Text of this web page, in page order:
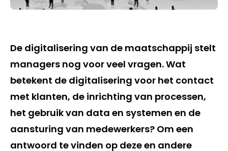
De digitalisering van de maatschappij stelt
managers nog voor veel vragen. Wat
betekent de digitalisering voor het contact
met klanten, de inrichting van processen,
het gebruik van data en systemen en de
aansturing van medewerkers? Om een
antwoord te vinden op deze en andere